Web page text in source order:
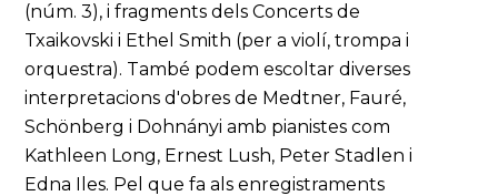
(núm. 3), i fragments dels Concerts de
Txaikovski i Ethel Smith (per a violí, trompa i
orquestra). També podem escoltar diverses
interpretacions d'obres de Medtner, Fauré,
Schönberg i Dohnányi amb pianistes com
Kathleen Long, Ernest Lush, Peter Stadlen i
Edna Iles. Pel que fa als enregistraments